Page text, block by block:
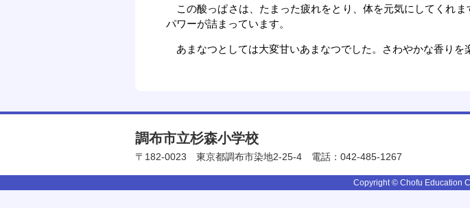
この酸っぱさは、たまった疲れをとり、体を元気にしてくれ
パワーが詰まっています。
あまなつとしては大変甘いあまなつでした。さわやかな香りを
調布市立杉森小学校
〒182-0023 東京都調布市染地2-25-4 電話：042-485-1267
Copyright © Chofu Education